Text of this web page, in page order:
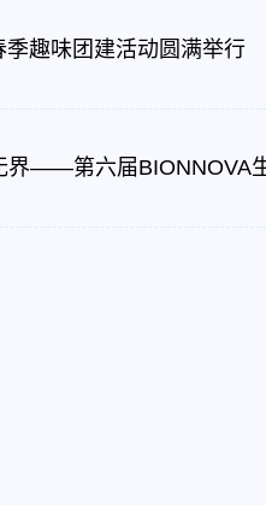
趣味团建活动圆满举行
界——第六届BIONNOVA